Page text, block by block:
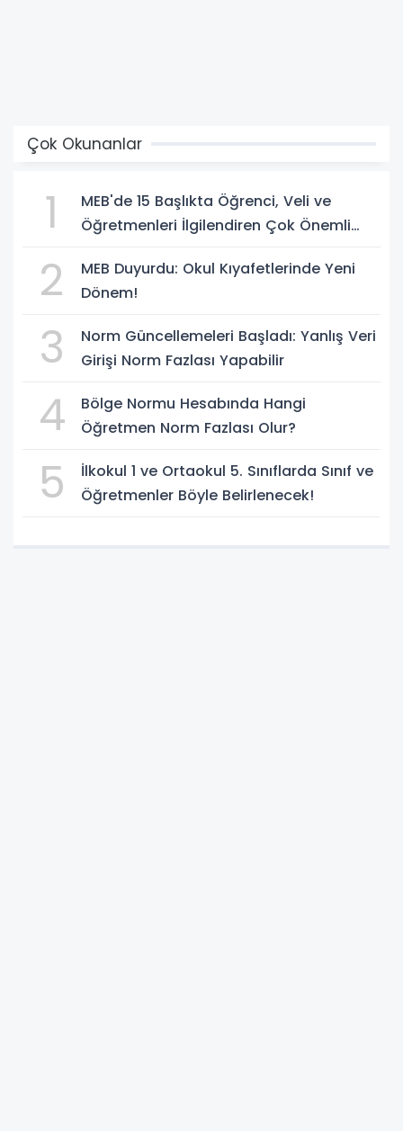
Çok Okunanlar
1
MEB'de 15 Başlıkta Öğrenci, Veli ve
Öğretmenleri İlgilendiren Çok Önemli
2
MEB Duyurdu: Okul Kıyafetlerinde Yeni
Dönem!
3
Norm Güncellemeleri Başladı: Yanlış Veri
Girişi Norm Fazlası Yapabilir
4
Bölge Normu Hesabında Hangi
Öğretmen Norm Fazlası Olur?
5
İlkokul 1 ve Ortaokul 5. Sınıflarda Sınıf ve
Öğretmenler Böyle Belirlenecek!